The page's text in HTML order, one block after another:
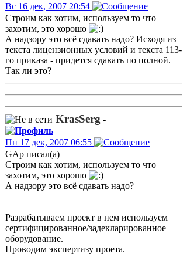
Вс 16 дек, 2007 20:54
Строим как хотим, используем то что
захотим, это хорошо
А надзору это всё сдавать надо? Исходя из
текста лицензионных условий и текста 113-
го приказа - придется сдавать по полной.
Так ли это?
KrasSerg -
Пн 17 дек, 2007 06:55
GAp писал(а)
Строим как хотим, используем то что
захотим, это хорошо
А надзору это всё сдавать надо?
Разрабатываем проект в нем используем
сертифицированное/задекларированное
оборудование.
Проводим экспертизу проета.